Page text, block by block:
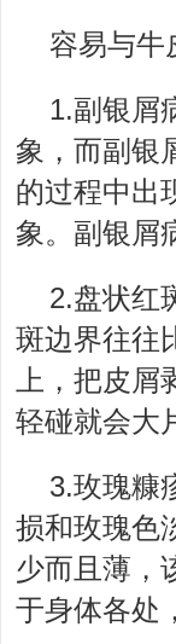
容易与牛
1.副银屑
象，而副银
的过程中出
象。副银屑
2.盘状红
斑边界往往
上，把皮
轻碰就会大
3.玫瑰糠
损和玫瑰色
少而且薄，
于身体各处